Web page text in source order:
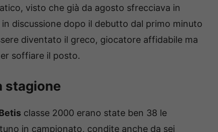
visto che già da agosto sfrecciava in
discussione dopo il debutto dal primo minuto
diventato il greco, giocatore affidabile ma
soffiare il posto.
stagione
classe 2000 erano state ben 38 le
in campionato, condite anche da sei